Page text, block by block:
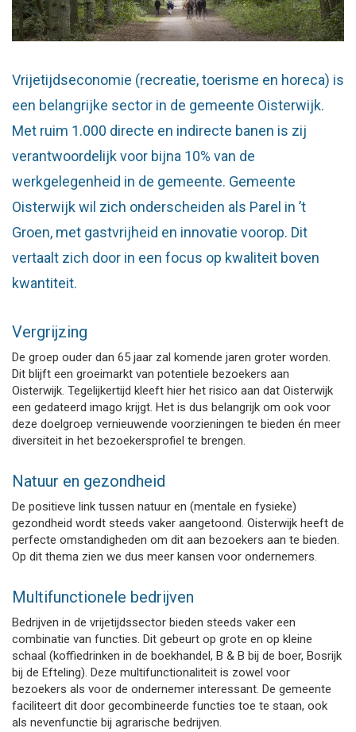
Vrijetijdseconomie (recreatie, toerisme en horeca) is
een belangrijke sector in de gemeente Oisterwijk.
Met ruim 1.000 directe en indirecte banen is zij
verantwoordelijk voor bijna 10% van de
werkgelegenheid in de gemeente. Gemeente
Oisterwijk wil zich onderscheiden als Parel in ’t
Groen, met gastvrijheid en innovatie voorop. Dit
vertaalt zich door in een focus op kwaliteit boven
kwantiteit.
Vergrijzing
De groep ouder dan 65 jaar zal komende jaren groter worden.
Dit blijft een groeimarkt van potentiele bezoekers aan
Oisterwijk. Tegelijkertijd kleeft hier het risico aan dat Oisterwijk
een gedateerd imago krijgt. Het is dus belangrijk om ook voor
deze doelgroep vernieuwende voorzieningen te bieden én meer
diversiteit in het bezoekersprofiel te brengen.
Natuur en gezondheid
De positieve link tussen natuur en (mentale en fysieke)
gezondheid wordt steeds vaker aangetoond. Oisterwijk heeft de
perfecte omstandigheden om dit aan bezoekers aan te bieden.
Op dit thema zien we dus meer kansen voor ondernemers.
Multifunctionele bedrijven
Bedrijven in de vrijetijdssector bieden steeds vaker een
combinatie van functies. Dit gebeurt op grote en op kleine
schaal (koffiedrinken in de boekhandel, B & B bij de boer, Bosrijk
bij de Efteling). Deze multifunctionaliteit is zowel voor
bezoekers als voor de ondernemer interessant. De gemeente
faciliteert dit door gecombineerde functies toe te staan, ook
als nevenfunctie bij agrarische bedrijven.